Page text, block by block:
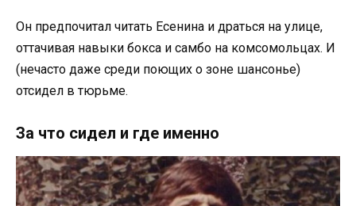
Он предпочитал читать Есенина и драться на улице,
оттачивая навыки бокса и самбо на комсомольцах. И
(нечасто даже среди поющих о зоне шансонье)
отсидел в тюрьме.
За что сидел и где именно